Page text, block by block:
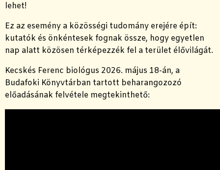
lehet!
Ez az esemény a közösségi tudomány erejére épít:
kutatók és önkéntesek fognak össze, hogy egyetlen
nap alatt közösen térképezzék fel a terület élővilágát.
Kecskés Ferenc biológus 2026. május 18-án, a
Budafoki Könyvtárban tartott beharangozozó
előadásának felvétele megtekinthető: